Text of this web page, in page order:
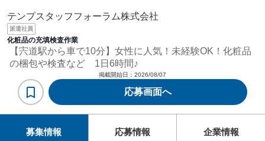
テンプスタッフフォーラム株式会社
派遣社員
化粧品の充填検査作業
【宍道駅から車で10分】女性に人気！未経験OK！化粧品
の梱包や検査など 1日6時間♪
掲載開始日： 2026/08/07
応募画面へ
募集情報 応募情報 企業情報